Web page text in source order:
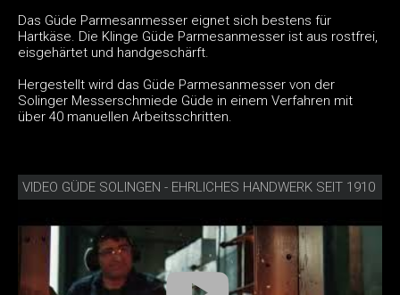
Das Güde Parmesanmesser eignet sich bestens für
Hartkäse. Die Klinge Güde Parmesanmesser ist aus rostfrei,
eisgehärtet und handgeschärft.
Hergestellt wird das Güde Parmesanmesser von der
Solinger Messerschmiede Güde in einem Verfahren mit
über 40 manuellen Arbeitsschritten.
VIDEO GÜDE SOLINGEN - EHRLICHES HANDWERK SEIT 1910